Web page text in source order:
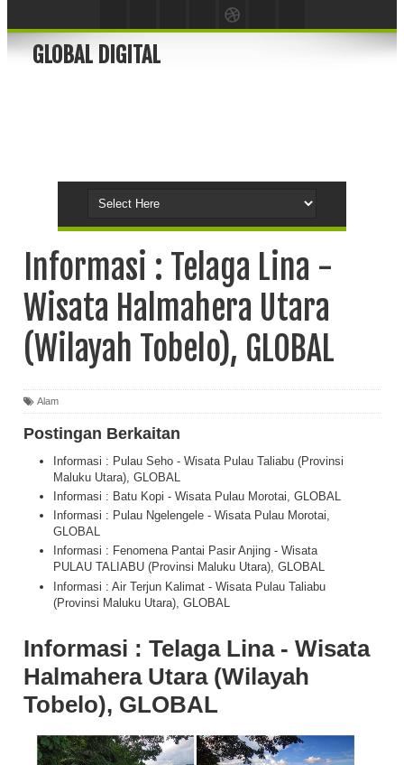
GLOBAL DIGITAL
Informasi : Telaga Lina -
Wisata Halmahera Utara
(Wilayah Tobelo), GLOBAL
Alam
Postingan Berkaitan
Informasi : Pulau Seho - Wisata Pulau Taliabu (Provinsi
Maluku Utara), GLOBAL
Informasi : Batu Kopi - Wisata Pulau Morotai, GLOBAL
Informasi : Pulau Ngelengele - Wisata Pulau Morotai,
GLOBAL
Informasi : Fenomena Pantai Pasir Anjing - Wisata
PULAU TALIABU (Provinsi Maluku Utara), GLOBAL
Informasi : Air Terjun Kalimat - Wisata Pulau Taliabu
(Provinsi Maluku Utara), GLOBAL
Informasi : Telaga Lina - Wisata
Halmahera Utara (Wilayah
Tobelo), GLOBAL